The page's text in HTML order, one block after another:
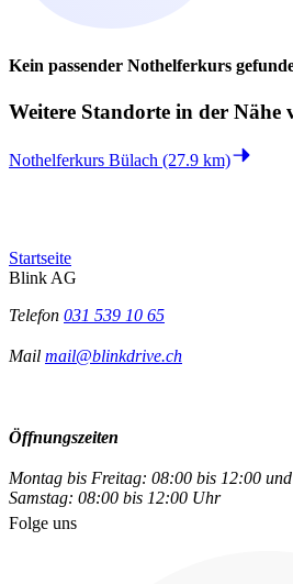
Kein passender Nothelferkurs
Weitere Standorte in der Nähe
Nothelferkurs Bülach (27.9 km)
Startseite
Blink AG
Telefon 031 539 10 65
Mail mail@blinkdrive.ch
Öffnungszeiten
Montag bis Freitag: 08:00 bis 12:00
Samstag: 08:00 bis 12:00 Uhr
Folge uns